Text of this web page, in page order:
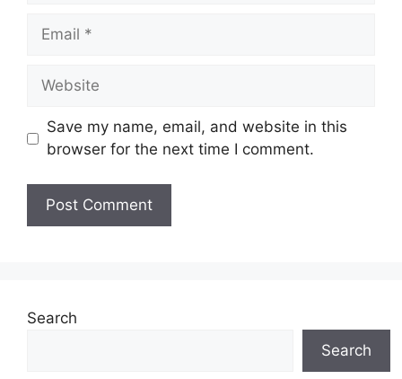
Email
Website
Save my name, email, and website in this
browser for the next time I comment.
Search
Search